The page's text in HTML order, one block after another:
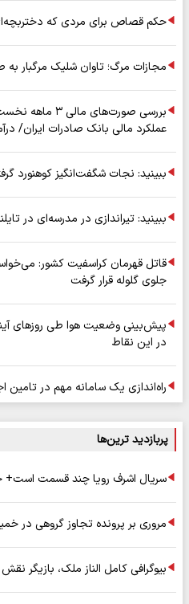
حکم قصاص برای مردی که
مجازات مرگ؛ تاوان شلیک مرگبار به
عملکرد مالی بانک صادرات ایران/ درآمد عملیاتی
ببینید: نجات شگفت‌انگیز کوهنورد
ببینید: تیراندازی در مدرسه‌ای در تایلند با
قاتل قهرمان کراسفیت کشور:
جلوی گلوله قرار گرفت
پیش‌بینی وضعیت هوا طی روزهای
در این نقاط
راه‌اندازی یک سامانه مهم در تامین
پربازدید ترین‌ها
سریال اشرف رویا چند قسمت است+
مروری بر پرونده تجاوز گروهی در
بیوگرافی کامل الناز ملک، بازیگر